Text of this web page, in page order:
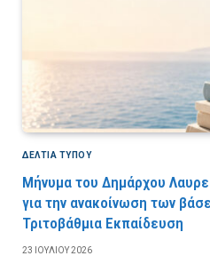
ΔΕΛΤΙΑ ΤΥΠΟΥ
Μήνυμα του Δημάρχου
για την ανακοίνωση των
Τριτοβάθμια Εκπαίδευση
23 ΙΟΥΛΊΟΥ 2026